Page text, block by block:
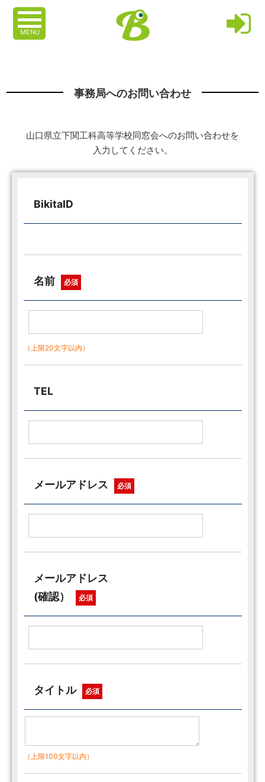
MENU
事務局へのお問い合わせ
山口県立下関工科高等学校同窓会へのお問い合わせを
入力してください。
BikitaID
名前 必須
（上限20文字以内）
TEL
メールアドレス 必須
メールアドレス
(確認）
必須
タイトル 必須
（上限100文字以内）